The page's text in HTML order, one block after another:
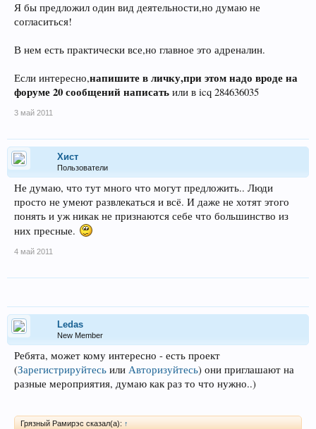
Я бы предложил один вид деятельности,но думаю не
согласиться!
В нем есть практически все,но главное это адреналин.
Если интересно,напишите в личку,при этом надо вроде на
форуме 20 сообщений написать или в icq 284636035
3 май 2011
Хист
Пользователи
Не думаю, что тут много что могут предложить.. Люди
просто не умеют развлекаться и всё. И даже не хотят этого
понять и уж никак не признаются себе что большинство из
них пресные.
4 май 2011
Ledas
New Member
Ребята, может кому интересно - есть проект
(Зарегистрируйтесь или Авторизуйтесь) они приглашают на
разные мероприятия, думаю как раз то что нужно..)
Грязный Рамирэс сказал(а): ↑